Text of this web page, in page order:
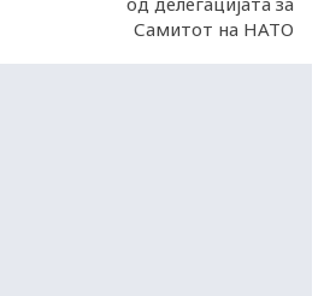
Самитот на НАТО